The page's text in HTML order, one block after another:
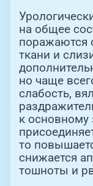
на общее
поражаются
ткани и
но чаще
слабость,
к
то
снижается
тошноты и